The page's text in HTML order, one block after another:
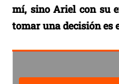
mí, sino Ariel con su
tomar una decisión es